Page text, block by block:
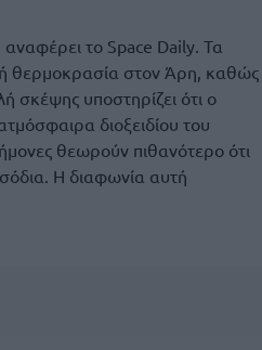
το Space Daily. Τα
θερμοκρασία στον Άρη, καθώς
σκέψης υποστηρίζει ότι ο
διοξειδίου του
θεωρούν πιθανότερο ότι
Η διαφωνία αυτή